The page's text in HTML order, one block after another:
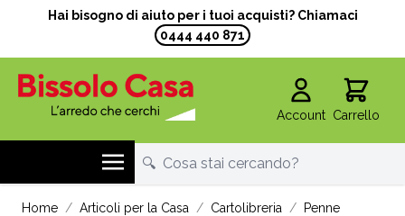
Hai bisogno di aiuto per i tuoi acquisti? Chiamaci
0444 440 871
Account Carrello
Home / Articoli per la Casa / Cartolibreria /
Penne